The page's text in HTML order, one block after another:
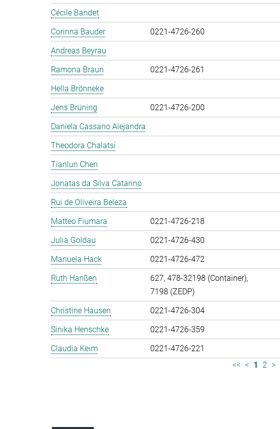
Cécile Bandet
Corinna Bauder
0221-4726-260
Andreas Beyrau
Ramona Braun
0221-4726-261
Hella Brönneke
Jens Brüning
0221-4726-200
Daniela Cassano Alejandra
Theodora Chalatsi
Tianlun Chen
Jonatas da Silva Catarino
Rui de Oliveira Beleza
Matteo Fiumara
0221-4726-218
Julia Goldau
0221-4726-430
Manuela Hack
0221-4726-472
Ruth Hanßen
627, 478-32198 (Container),
7198 (ZEDP)
Christine Hausen 0221-4726-304
Sinika Henschke
0221-4726-359
Claudia Keim
0221-4726-221
<< < 1 2 >